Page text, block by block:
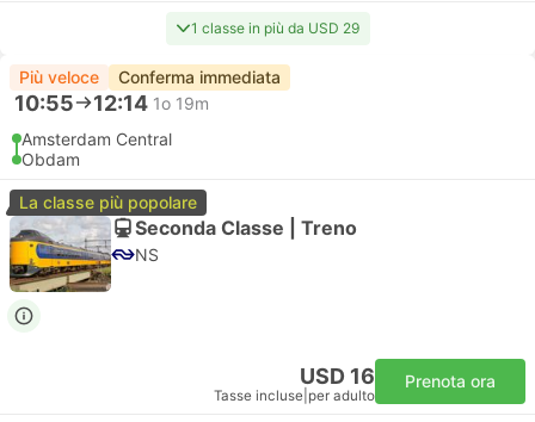
1 classe in più da USD 29
Più veloce Conferma immediata
10:55 12:14 1o 19m
Amsterdam Central
Obdam
La classe più popolare
Seconda Classe | Treno
NS
USD 16
Tasse incluse per adulto
Prenota ora